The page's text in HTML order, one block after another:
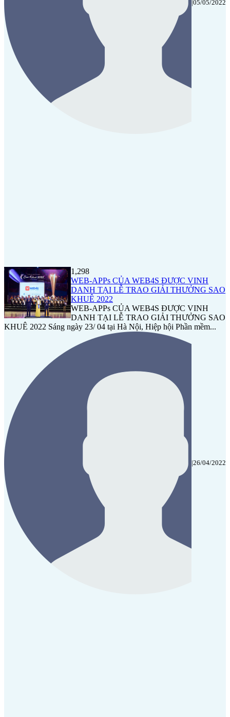
|05/05/2022
1,298
WEB-APPs CỦA WEB4S ĐƯỢC VINH
DANH TẠI LỄ TRAO GIẢI THƯỞNG SAO
KHUÊ 2022
WEB-APPs CỦA WEB4S ĐƯỢC VINH
DANH TẠI LỄ TRAO GIẢI THƯỞNG SAO
KHUÊ 2022 Sáng ngày 23/ 04 tại Hà Nội, Hiệp hội Phần mềm...
|26/04/2022